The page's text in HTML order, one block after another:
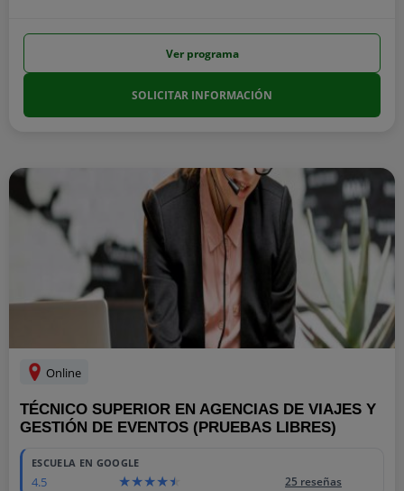
Ver programa
SOLICITAR INFORMACIÓN
Online
TÉCNICO SUPERIOR EN AGENCIAS DE VIAJES Y
GESTIÓN DE EVENTOS (PRUEBAS LIBRES)
ESCUELA EN GOOGLE
4.5 25 reseñas